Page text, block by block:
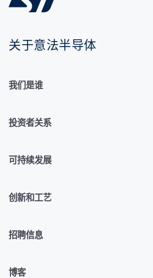
关于意法半导体
我们是谁
投资者关系
可持续发展
创新和工艺
招聘信息
博客